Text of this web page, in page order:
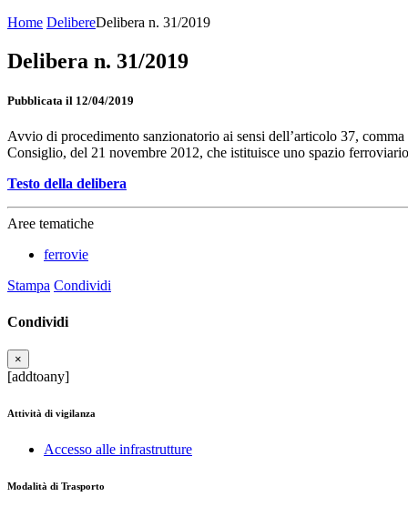
Home DelibereDelibera n. 31/2019
Delibera n. 31/2019
Pubblicata il 12/04/2019
Avvio di procedimento sanzionatorio ai sensi dell’articolo 37,
Consiglio, del 21 novembre 2012, che istituisce uno spazio
Testo della delibera
Aree tematiche
ferrovie
Stampa Condividi
Condividi
×
[addtoany]
Attività di vigilanza
Accesso alle infrastrutture
Modalità di Trasporto